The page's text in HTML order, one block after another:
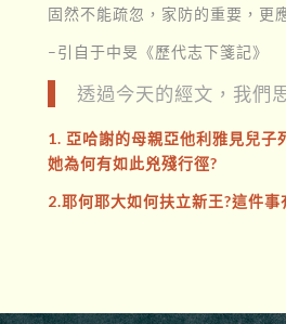
固然不能疏忽，家防的重要，更
–引自于中旻《歷代志下箋記》
透過今天的經文，我們
1. 亞哈謝的母親亞他利雅見兒子
她為何有如此兇殘行徑?
2.耶何耶大如何扶立新王?這件事